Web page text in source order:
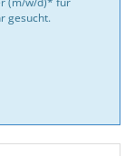
gesucht.